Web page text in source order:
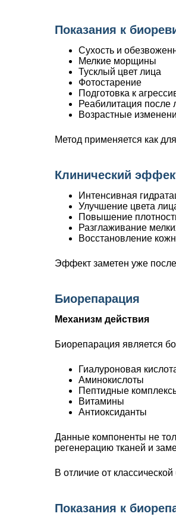
Показания к
Сухость и
Мелкие морщины
Тусклый цвет лица
Фотостарение
Подготовка к
Реабилитация после
Возрастные
Метод применяется как
Клинический
Интенсивная
Улучшение цвета
Повышение
Разглаживание
Восстановление
Эффект заметен уже после
Биорепарация
Механизм действия
Биорепарация является
Гиалуроновая
Аминокислоты
Пептидные
Витамины
Антиоксиданты
Данные компоненты не
регенерацию тканей и
В отличие от
Показания к